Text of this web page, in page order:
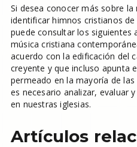
Si desea conocer más sobre
identificar himnos cristianos
puede consultar los siguientes
música cristiana
acuerdo con la edificación del
creyente y que incluso apunta
permeado en la mayoría de
es necesario analizar, evaluar
en nuestras iglesias.
Artículos